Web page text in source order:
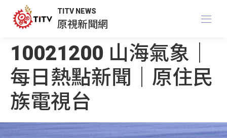
TITV NEWS
原視新聞網
10021200 山海氣象｜
每日熱點新聞｜原住民
族電視台